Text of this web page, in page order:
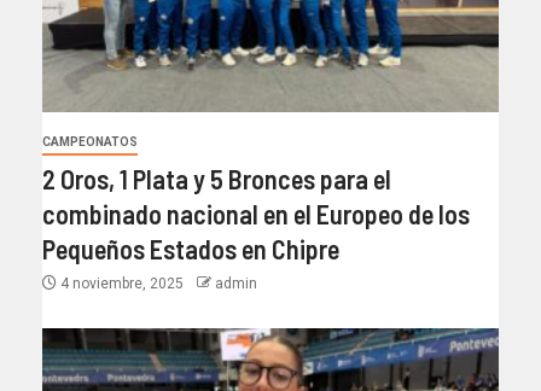
CAMPEONATOS
2 Oros, 1 Plata y 5 Bronces para el
combinado nacional en el Europeo de los
Pequeños Estados en Chipre
4 noviembre, 2025 admin